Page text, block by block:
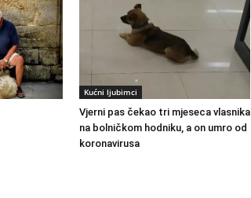
Kućni ljubimci
Vjerni pas čekao tri mjeseca vlasnika
na bolničkom hodniku, a on umro od
koronavirusa